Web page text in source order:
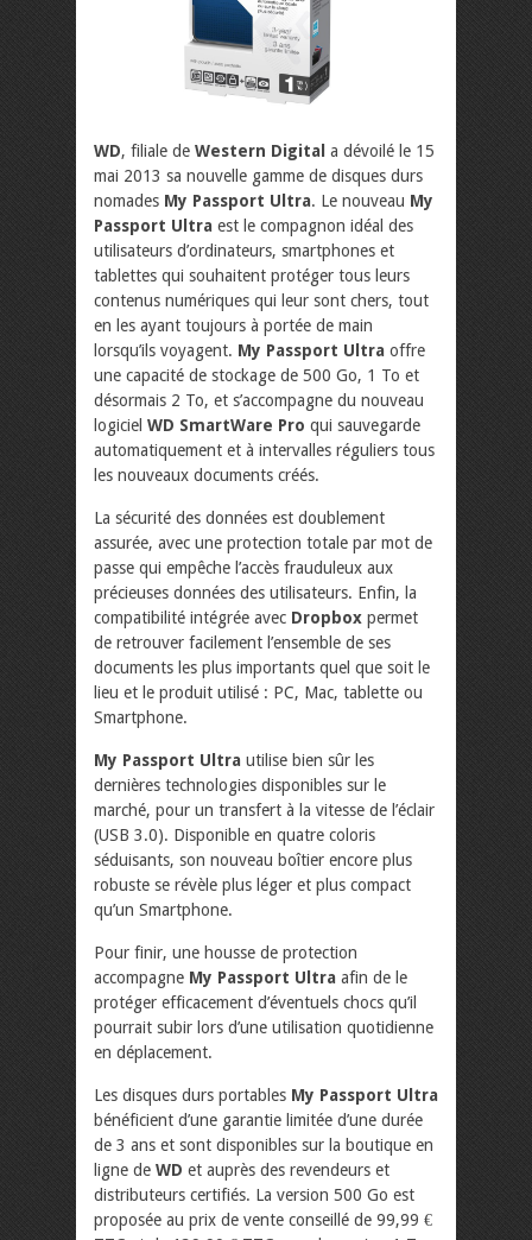
WD, filiale de Western Digital a dévoilé le 15
mai 2013 sa nouvelle gamme de disques durs
nomades My Passport Ultra. Le nouveau My
Passport Ultra est le compagnon idéal des
utilisateurs d’ordinateurs, smartphones et
tablettes qui souhaitent protéger tous leurs
contenus numériques qui leur sont chers, tout
en les ayant toujours à portée de main
lorsqu’ils voyagent. My Passport Ultra offre
une capacité de stockage de 500 Go, 1 To et
désormais 2 To, et s’accompagne du nouveau
logiciel WD SmartWare Pro qui sauvegarde
automatiquement et à intervalles réguliers tous
les nouveaux documents créés.
La sécurité des données est doublement
assurée, avec une protection totale par mot de
passe qui empêche l’accès frauduleux aux
précieuses données des utilisateurs. Enfin, la
compatibilité intégrée avec Dropbox permet
de retrouver facilement l’ensemble de ses
documents les plus importants quel que soit le
lieu et le produit utilisé : PC, Mac, tablette ou
Smartphone.
My Passport Ultra utilise bien sûr les
dernières technologies disponibles sur le
marché, pour un transfert à la vitesse de l’éclair
(USB 3.0). Disponible en quatre coloris
séduisants, son nouveau boîtier encore plus
robuste se révèle plus léger et plus compact
qu’un Smartphone.
Pour finir, une housse de protection
accompagne My Passport Ultra afin de le
protéger efficacement d’éventuels chocs qu’il
pourrait subir lors d’une utilisation quotidienne
en déplacement.
Les disques durs portables My Passport Ultra
bénéficient d’une garantie limitée d’une durée
de 3 ans et sont disponibles sur la boutique en
ligne de WD et auprès des revendeurs et
distributeurs certifiés. La version 500 Go est
proposée au prix de vente conseillé de 99,99 €